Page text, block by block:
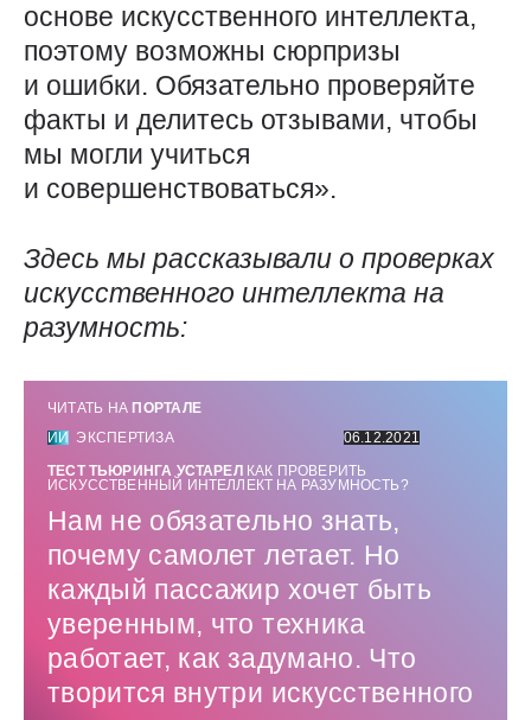
основе искусственного интеллекта,
поэтому возможны сюрпризы
и ошибки. Обязательно проверяйте
факты и делитесь отзывами, чтобы
мы могли учиться
и совершенствоваться».
Здесь мы рассказывали о проверках
искусственного интеллекта на
разумность:
ЧИТАТЬ НА ПОРТАЛЕ
ИИ
ЭКСПЕРТИЗА
06.12.2021
ТЕСТ ТЬЮРИНГА УСТАРЕЛ КАК ПРОВЕРИТЬ
ИСКУССТВЕННЫЙ ИНТЕЛЛЕКТ НА РАЗУМНОСТЬ?
Нам не обязательно знать,
почему самолет летает. Но
каждый пассажир хочет быть
уверенным, что техника
работает, как задумано. Что
творится внутри искусственного